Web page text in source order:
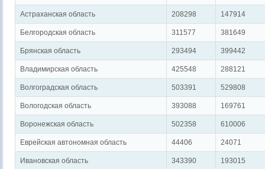
Астраханская область 208298 147914
Белгородская область 311577 381649
Брянская область 293494 399442
Владимирская область 425548 288121
Волгоградская область 503391 529808
Вологодская область 393088 169761
Воронежская область 502358 610006
Еврейская автономная область 44406 24071
Ивановская область 343390 193015